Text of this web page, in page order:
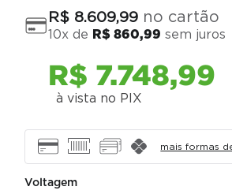
R$ 8.609,99 no cartão
10x de R$ 860,99 sem juros
R$ 7.748,99
à vista no PIX
mais formas
Voltagem